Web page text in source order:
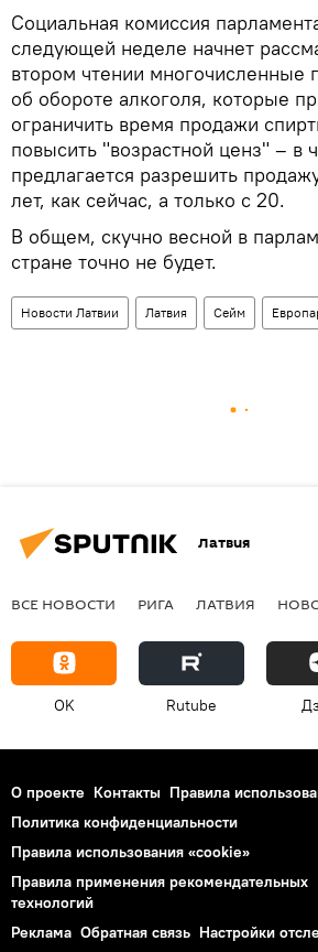
Социальная комиссия
следующей неделе начнет
втором чтении многочисленные
об обороте алкоголя, которые
ограничить время продажи
повысить "возрастной ценз" – в
предлагается разрешить
лет, как сейчас, а только с 20.
В общем, скучно весной в
стране точно не будет.
Новости Латвии Латвия Сейм
Латвия
ВСЕ НОВОСТИ РИГА ЛАТВИЯ
OK Rutube
О проекте Контакты Правила
Политика конфиденциальности
Правила использования «cookie»
Правила применения рекомендательных
технологий
Реклама Обратная связь Настройки